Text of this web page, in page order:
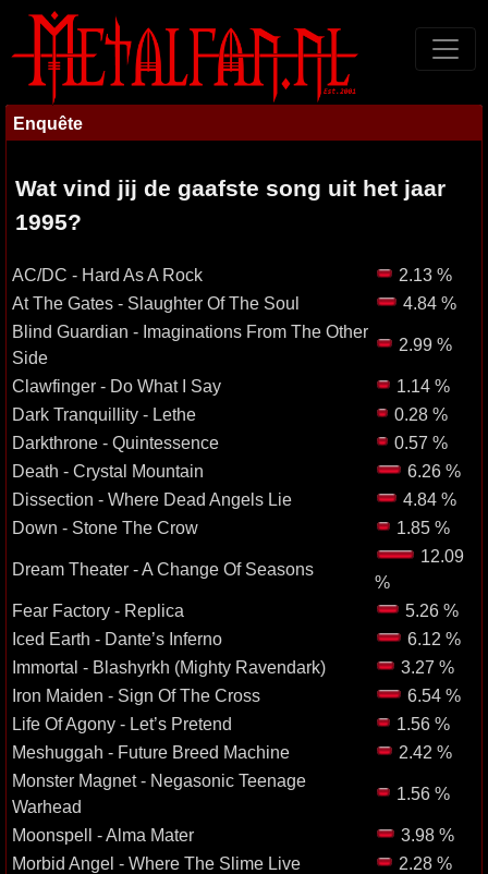
Enquête
Wat vind jij de gaafste song uit het jaar
1995?
AC/DC - Hard As A Rock
2.13 %
At The Gates - Slaughter Of The Soul
4.84 %
Blind Guardian - Imaginations From The Other
Side
2.99 %
Clawfinger - Do What I Say
1.14 %
Dark Tranquillity - Lethe
0.28 %
Darkthrone - Quintessence
0.57 %
Death - Crystal Mountain
6.26 %
Dissection - Where Dead Angels Lie
4.84 %
Down - Stone The Crow
1.85 %
Dream Theater - A Change Of Seasons
12.09
%
Fear Factory - Replica
5.26 %
Iced Earth - Dante’s Inferno
6.12 %
Immortal - Blashyrkh (Mighty Ravendark)
3.27 %
Iron Maiden - Sign Of The Cross
6.54 %
Life Of Agony - Let’s Pretend
1.56 %
Meshuggah - Future Breed Machine
2.42 %
Monster Magnet - Negasonic Teenage
Warhead
1.56 %
Moonspell - Alma Mater
3.98 %
Morbid Angel - Where The Slime Live
2.28 %